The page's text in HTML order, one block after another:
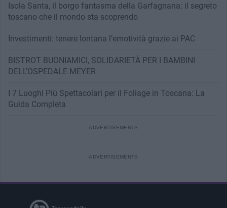
Isola Santa, il borgo fantasma della Garfagnana: il segreto
toscano che il mondo sta scoprendo
Investimenti: tenere lontana l’emotività grazie ai PAC
BISTROT BUONIAMICI, SOLIDARIETÀ PER I BAMBINI
DELL’OSPEDALE MEYER
I 7 Luoghi Più Spettacolari per il Foliage in Toscana: La
Guida Completa